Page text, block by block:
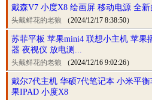
戴森V7 小度X8 绘画屏 移动电源 全新
头戴鲜花的老狼 （2024/12/17 8:38:50）
苏菲平板 苹果mini4 联想小主机 苹果
器 夜视仪 放电测...
头戴鲜花的老狼 （2024/12/16 9:02:26）
戴尔7代主机 华硕7代笔记本 小米平
果IPAD 小度X8